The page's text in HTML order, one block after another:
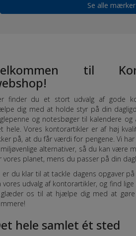
Se alle mærker
til
finder du et stort udvalg af gode
dig med at holde styr på din
og notesbøger til kalendere og
hele. Vores kontorartikler er af høj
på, at du får værdi for pengene. Vi
alternativer, så du kan være
vores planet, mens du passer på din
er du klar til at tackle dagens opgaver
vores udvalg af kontorartikler, og find
glæder os til at hjælpe dig med at gøre
hele samlet ét sted